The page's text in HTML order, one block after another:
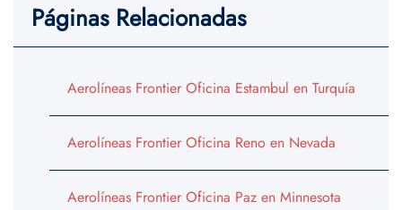
Páginas Relacionadas
Aerolíneas Frontier Oficina Estambul en Turquía
Aerolíneas Frontier Oficina Reno en Nevada
Aerolíneas Frontier Oficina Paz en Minnesota